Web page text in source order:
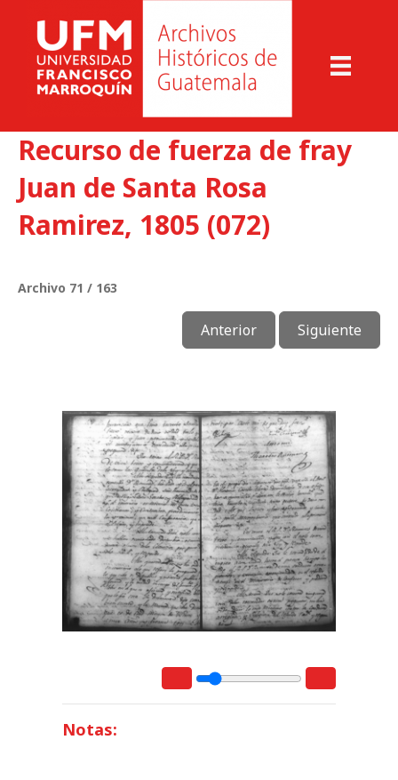
Recurso de fuerza de fray
Juan de Santa Rosa
Ramirez, 1805 (072)
Archivo 71 / 163
Anterior Siguiente
Notas: